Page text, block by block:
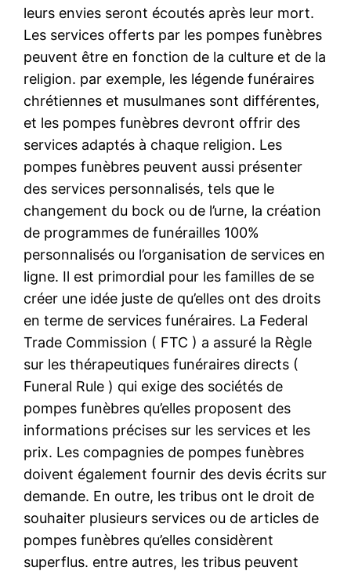
leurs envies seront écoutés après leur mort.
Les services offerts par les pompes funèbres
peuvent être en fonction de la culture et de la
religion. par exemple, les légende funéraires
chrétiennes et musulmanes sont différentes,
et les pompes funèbres devront offrir des
services adaptés à chaque religion. Les
pompes funèbres peuvent aussi présenter
des services personnalisés, tels que le
changement du bock ou de l’urne, la création
de programmes de funérailles 100%
personnalisés ou l’organisation de services en
ligne. Il est primordial pour les familles de se
créer une idée juste de qu’elles ont des droits
en terme de services funéraires. La Federal
Trade Commission ( FTC ) a assuré la Règle
sur les thérapeutiques funéraires directs (
Funeral Rule ) qui exige des sociétés de
pompes funèbres qu’elles proposent des
informations précises sur les services et les
prix. Les compagnies de pompes funèbres
doivent également fournir des devis écrits sur
demande. En outre, les tribus ont le droit de
souhaiter plusieurs services ou de articles de
pompes funèbres qu’elles considèrent
superflus. entre autres, les tribus peuvent